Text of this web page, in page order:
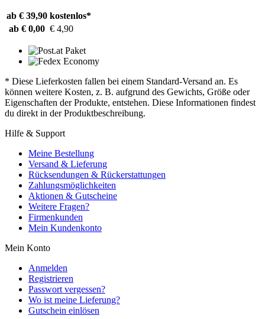
ab € 39,90 kostenlos*
ab € 0,00 € 4,90
* Diese Lieferkosten fallen bei einem Standard-Versand an. Es
können weitere Kosten, z. B. aufgrund des Gewichts, Größe oder
Eigenschaften der Produkte, entstehen. Diese Informationen findest
du direkt in der Produktbeschreibung.
Hilfe & Support
Meine Bestellung
Versand & Lieferung
Rücksendungen & Rückerstattungen
Zahlungsmöglichkeiten
Aktionen & Gutscheine
Weitere Fragen?
Firmenkunden
Mein Kundenkonto
Mein Konto
Anmelden
Registrieren
Passwort vergessen?
Wo ist meine Lieferung?
Gutschein einlösen